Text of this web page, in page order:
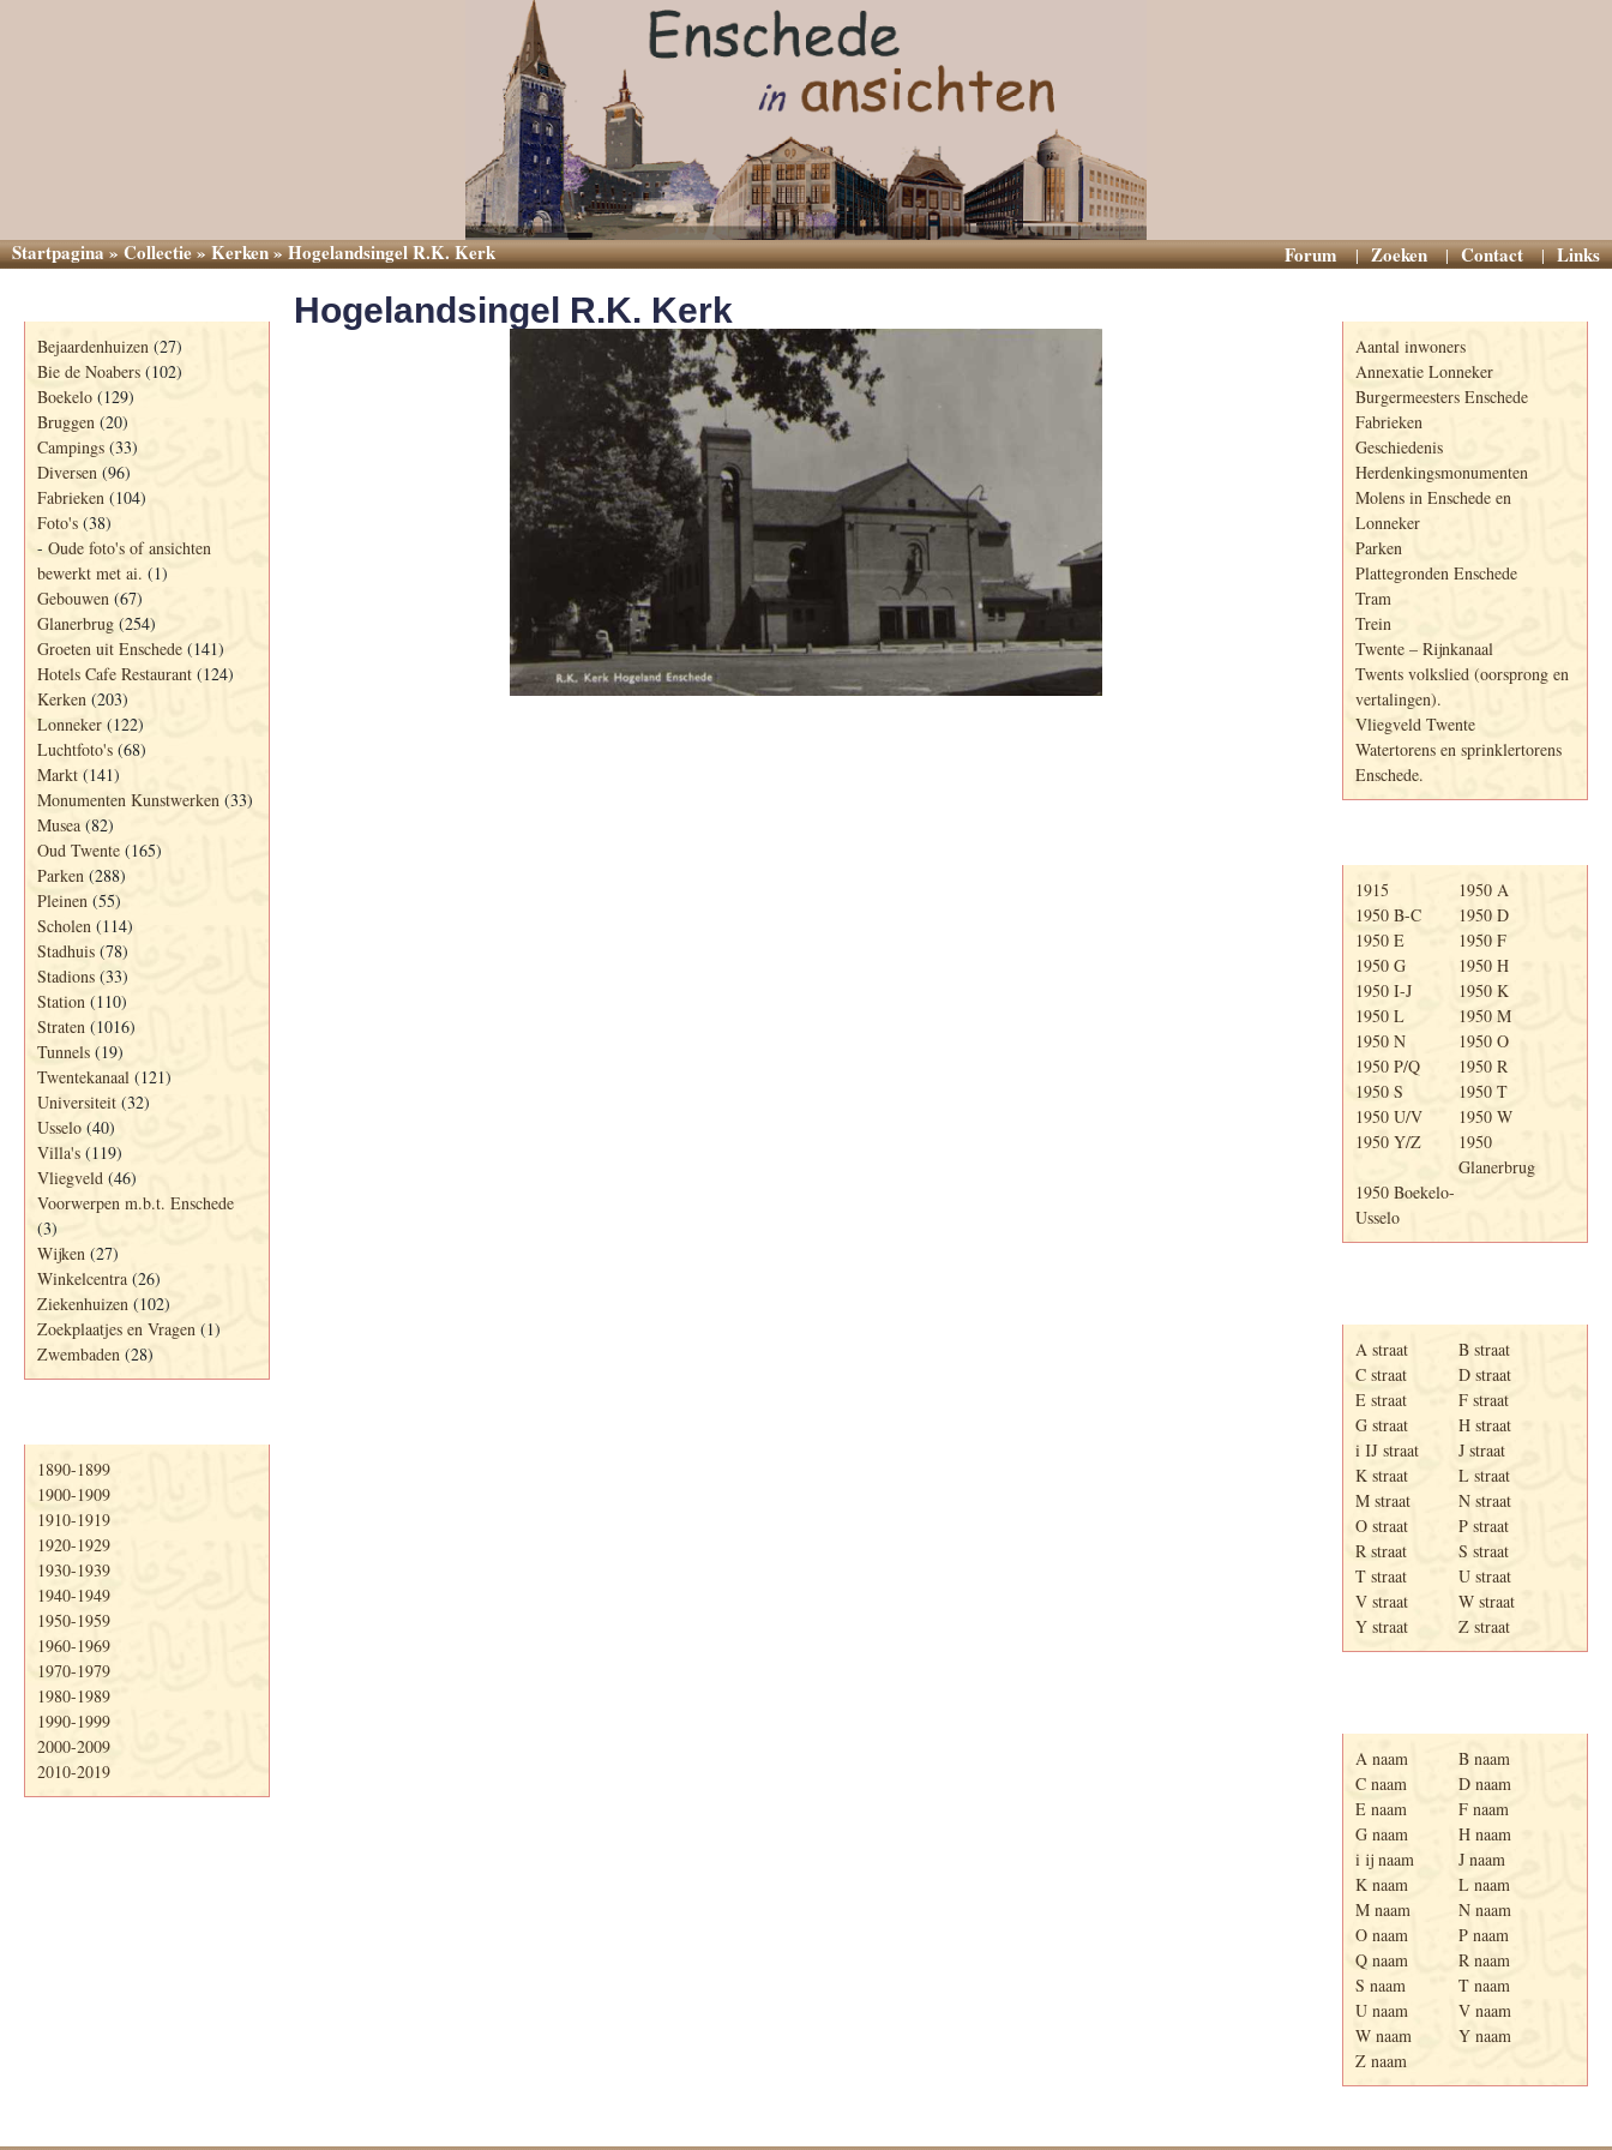
Startpagina»Collectie»Kerken»Hogelandsingel R.K. Kerk Forum Zoeken Contact Links
Bejaardenhuizen (27)
Bie de Noabers (102)
Boekelo (129)
Bruggen (20)
Campings (33)
Diversen (96)
Fabrieken (104)
Foto's (38)
- Oude foto's of ansichten
bewerkt met ai. (1)
Gebouwen (67)
Glanerbrug (254)
Groeten uit Enschede (141)
Hotels Cafe Restaurant (124)
Kerken (203)
Lonneker (122)
Luchtfoto's (68)
Markt (141)
Monumenten Kunstwerken (33)
Musea (82)
Oud Twente (165)
Parken (288)
Pleinen (55)
Scholen (114)
Stadhuis (78)
Stadions (33)
Station (110)
Straten (1016)
Tunnels (19)
Twentekanaal (121)
Universiteit (32)
Usselo (40)
Villa's (119)
Vliegveld (46)
Voorwerpen m.b.t. Enschede
(3)
Wijken (27)
Winkelcentra (26)
Ziekenhuizen (102)
Zoekplaatjes en Vragen (1)
Zwembaden (28)
1890-1899
1900-1909
1910-1919
1920-1929
1930-1939
1940-1949
1950-1959
1960-1969
1970-1979
1980-1989
1990-1999
2000-2009
2010-2019
Hogelandsingel R.K. Kerk
Aantal inwoners
Annexatie Lonneker
Burgermeesters Enschede
Fabrieken
Geschiedenis
Herdenkingsmonumenten
Molens in Enschede en
Lonneker
Parken
Plattegronden Enschede
Tram
Trein
Twente – Rijnkanaal
Twents volkslied (oorsprong en
vertalingen).
Vliegveld Twente
Watertorens en sprinklertorens
Enschede.
1915
1950 A
1950 B-C
1950 D
1950 E
1950 F
1950 G
1950 H
1950 I-J
1950 K
1950 L
1950 M
1950 N
1950 O
1950 P/Q
1950 R
1950 S
1950 T
1950 U/V
1950 W
1950 Y/Z
1950
Glanerbrug
1950 Boekelo-
Usselo
A straat
B straat
C straat
D straat
E straat
F straat
G straat
H straat
i IJ straat
J straat
K straat
L straat
M straat
N straat
O straat
P straat
R straat
S straat
T straat
U straat
V straat
W straat
Y straat
Z straat
A naam
B naam
C naam
D naam
E naam
F naam
G naam
H naam
i ij naam
J naam
K naam
L naam
M naam
N naam
O naam
P naam
Q naam
R naam
S naam
T naam
U naam
V naam
W naam
Y naam
Z naam